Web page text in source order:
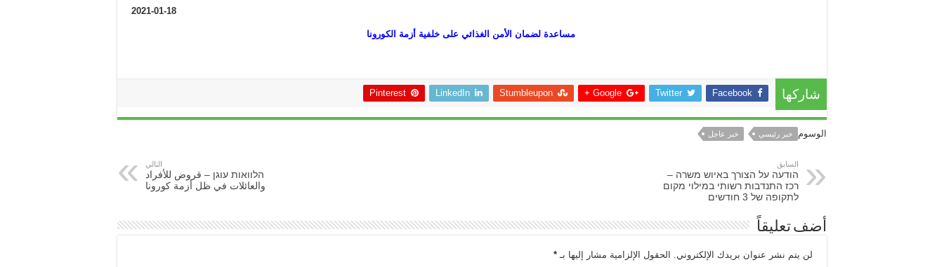
2021-01-18
مساعدة لضمان الأمن الغذائي على خلفية أزمة الكورونا
شاركها Facebook
Twitter
Google +
Stumbleupon
LinkedIn
Pinterest
الوسوم خبر رئيسي خبر عاجل
السابق
הודעה על הצורך באיוש משרה –
רכז התנדבות רשותי במילוי מקום
לתקופה של 3 חודשים
التالي
הלוואות עוגן – قروض للأفراد
والعائلات في ظل أزمة كورونا
أضف تعليقاً
لن يتم نشر عنوان بريدك الإلكتروني. الحقول الإلزامية مشار إليها بـ *